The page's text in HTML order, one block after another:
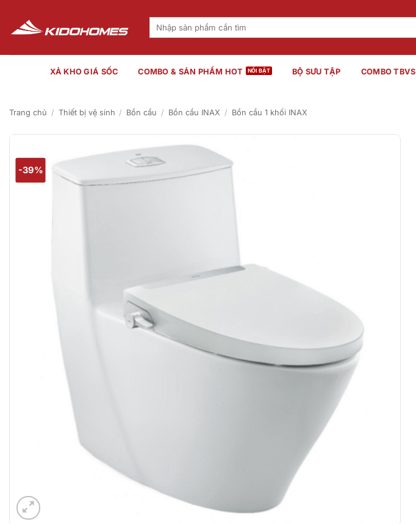
nội
dung
Tìm
XẢ KHO GIÁ SỐC COMBO & SẢN PHẨM HOT BỘ SƯU TẬP COMBO TBVS
Trang chủ / Thiết bị vệ sinh / Bồn cầu / Bồn cầu INAX / Bồn cầu 1 khối INAX
-39%